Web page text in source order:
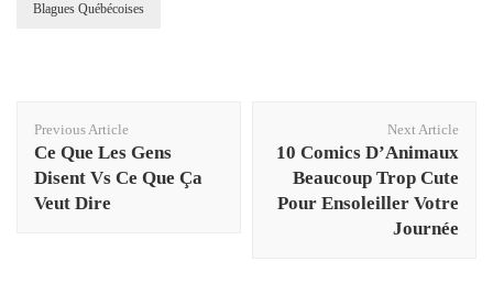
Blagues Québécoises
Navigation
Previous Article
Ce Que Les Gens
Disent Vs Ce Que Ça
Veut Dire
Next Article
10 Comics D’Animaux
Beaucoup Trop Cute
Pour Ensoleiller Votre
Journée